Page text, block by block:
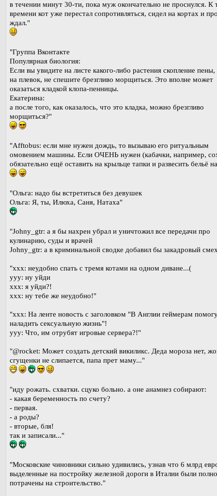
в течении минут 30-ти, пока муж окончательно не проснулся. К
времени кот уже перестал сопротивляться, сидел на кортах и
ждал."
"Группа Вконтакте
Популярная биология:
Если вы увидите на листе какого-либо растения скопление
на плевок, не спешите брезгливо морщиться. Это вполне может
оказаться кладкой клопа-пенницы.
Екатерина:
а после того, как оказалось, что это кладка, можно брезгливо
морщиться?"
"Afftobus: если мне нужен дождь, то вызываю его ритуальным
омовением машины. Если ОЧЕНЬ нужен (кабачки, например,
обязательно ещё оставить на крыльце тапки и развесить бельё
"Ольга: надо бы встретиться без девушек
Ольга: Я, ты, Илюха, Саня, Натаха"
"Johny_gtr: а я бы нахрен убрал и уничтожил все передачи про
кулинарию, суды и врачей
Johny_gtr: а в криминальной сводке добавил бы закадровый
"ххх: неудобно спать с тремя котами на одном диване...(
ууу: ну уйди
ххх: я уйди?!
ххх: ну тебе же неудобно!"
"xxx: На ленте новость с заголовком "В Англии геймерам
наладить сексуальную жизнь"!
yyy: Что, им отрубят игровые сервера?!"
"@rocket: Может создать детский викиликс. Деда мороза нет,
сгущенки не слипается, папа прет маму..."
"иду рожать. схватки. сцуко больно. а оне анамнез собирают:
- какая беременность по счету?
- первая.
- а роды?
- вторые, бля!
так и записали..."
"Московские чиновники сильно удивились, узнав что 6 млрд
выделенные на постройку железной дороги в Италии были
потрачены на строительство."